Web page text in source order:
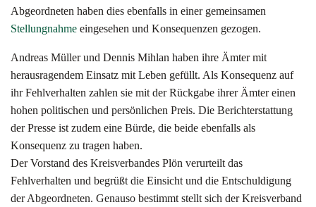
Abgeordneten haben dies ebenfalls in einer gemeinsamen
Stellungnahme eingesehen und Konsequenzen gezogen.
Andreas Müller und Dennis Mihlan haben ihre Ämter mit
herausragendem Einsatz mit Leben gefüllt. Als Konsequenz auf
ihr Fehlverhalten zahlen sie mit der Rückgabe ihrer Ämter einen
hohen politischen und persönlichen Preis. Die Berichterstattung
der Presse ist zudem eine Bürde, die beide ebenfalls als
Konsequenz zu tragen haben.
Der Vorstand des Kreisverbandes Plön verurteilt das
Fehlverhalten und begrüßt die Einsicht und die Entschuldigung
der Abgeordneten. Genauso bestimmt stellt sich der Kreisverband